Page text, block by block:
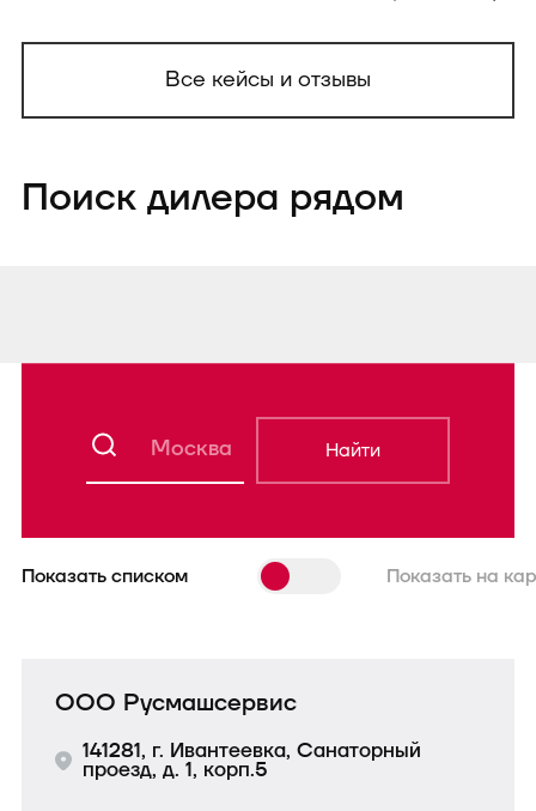
Все кейсы и отзывы
Поиск дилера рядом
Найти
Показать списком Показать на
ООО Русмашсервис
141281, г. Ивантеевка, Санаторный
проезд, д. 1, корп.5